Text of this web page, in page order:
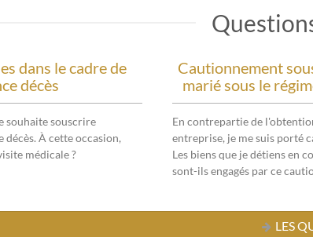
dans le cadre de
décès
souhaite souscrire
décès. À cette occasion,
médicale ?
Cautionnement
marié sous le
En contrepartie de
entreprise, je me suis porté
Les biens que je détiens en
sont-ils engagés par ce
LES